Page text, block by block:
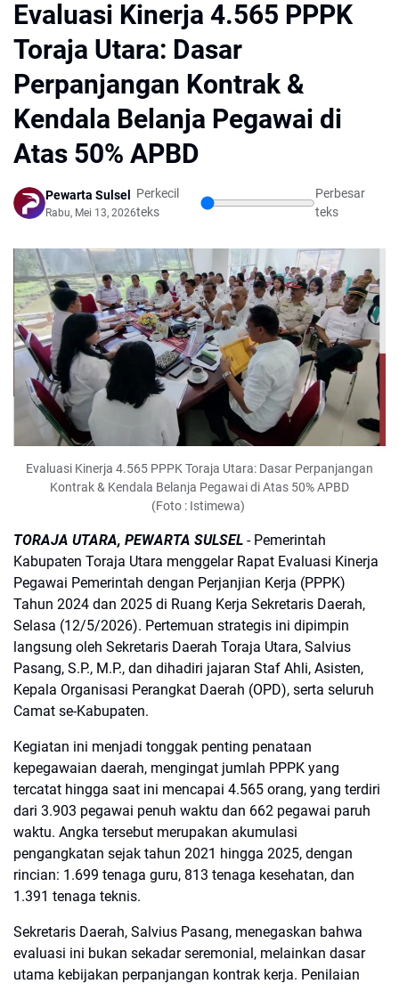
Evaluasi Kinerja 4.565 PPPK
Toraja Utara: Dasar
Perpanjangan Kontrak &
Kendala Belanja Pegawai di
Atas 50% APBD
Pewarta Sulsel
Rabu, Mei 13, 2026
Perkecil
teks
Perbesar
teks
Evaluasi Kinerja 4.565 PPPK Toraja Utara: Dasar Perpanjangan
Kontrak & Kendala Belanja Pegawai di Atas 50% APBD
(Foto : Istimewa)
TORAJA UTARA, PEWARTA SULSEL - Pemerintah
Kabupaten Toraja Utara menggelar Rapat Evaluasi Kinerja
Pegawai Pemerintah dengan Perjanjian Kerja (PPPK)
Tahun 2024 dan 2025 di Ruang Kerja Sekretaris Daerah,
Selasa (12/5/2026). Pertemuan strategis ini dipimpin
langsung oleh Sekretaris Daerah Toraja Utara, Salvius
Pasang, S.P., M.P., dan dihadiri jajaran Staf Ahli, Asisten,
Kepala Organisasi Perangkat Daerah (OPD), serta seluruh
Camat se-Kabupaten.
Kegiatan ini menjadi tonggak penting penataan
kepegawaian daerah, mengingat jumlah PPPK yang
tercatat hingga saat ini mencapai 4.565 orang, yang terdiri
dari 3.903 pegawai penuh waktu dan 662 pegawai paruh
waktu. Angka tersebut merupakan akumulasi
pengangkatan sejak tahun 2021 hingga 2025, dengan
rincian: 1.699 tenaga guru, 813 tenaga kesehatan, dan
1.391 tenaga teknis.
Sekretaris Daerah, Salvius Pasang, menegaskan bahwa
evaluasi ini bukan sekadar seremonial, melainkan dasar
utama kebijakan perpanjangan kontrak kerja. Penilaian